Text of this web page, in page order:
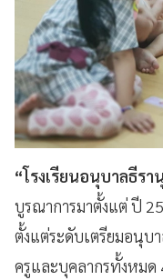
“โรงเรียนอนุบาลธีรา
บูรณาการมาตั้งแต่ ปี
ตั้งแต่ระดับเตรียมอนุบ
ครูและบุคลากรทั้งหม